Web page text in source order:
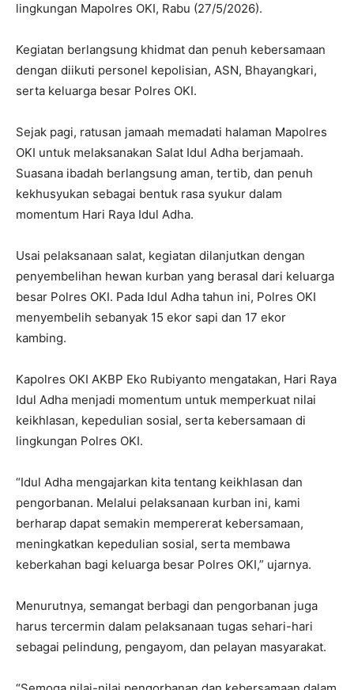
lingkungan Mapolres OKI, Rabu (27/5/2026).
Kegiatan berlangsung khidmat dan penuh kebersamaan
dengan diikuti personel kepolisian, ASN, Bhayangkari,
serta keluarga besar Polres OKI.
Sejak pagi, ratusan jamaah memadati halaman Mapolres
OKI untuk melaksanakan Salat Idul Adha berjamaah.
Suasana ibadah berlangsung aman, tertib, dan penuh
kekhusyukan sebagai bentuk rasa syukur dalam
momentum Hari Raya Idul Adha.
Usai pelaksanaan salat, kegiatan dilanjutkan dengan
penyembelihan hewan kurban yang berasal dari keluarga
besar Polres OKI. Pada Idul Adha tahun ini, Polres OKI
menyembelih sebanyak 15 ekor sapi dan 17 ekor
kambing.
Kapolres OKI AKBP Eko Rubiyanto mengatakan, Hari Raya
Idul Adha menjadi momentum untuk memperkuat nilai
keikhlasan, kepedulian sosial, serta kebersamaan di
lingkungan Polres OKI.
“Idul Adha mengajarkan kita tentang keikhlasan dan
pengorbanan. Melalui pelaksanaan kurban ini, kami
berharap dapat semakin mempererat kebersamaan,
meningkatkan kepedulian sosial, serta membawa
keberkahan bagi keluarga besar Polres OKI,” ujarnya.
Menurutnya, semangat berbagi dan pengorbanan juga
harus tercermin dalam pelaksanaan tugas sehari-hari
sebagai pelindung, pengayom, dan pelayan masyarakat.